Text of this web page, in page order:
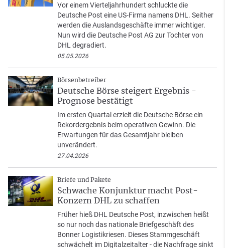
Vor einem Vierteljahrhundert schluckte die
Deutsche Post eine US-Firma namens DHL. Seither
werden die Auslandsgeschäfte immer wichtiger.
Nun wird die Deutsche Post AG zur Tochter von
DHL degradiert.
05.05.2026
Börsenbetreiber
Deutsche Börse steigert Ergebnis -
Prognose bestätigt
Im ersten Quartal erzielt die Deutsche Börse ein
Rekordergebnis beim operativen Gewinn. Die
Erwartungen für das Gesamtjahr bleiben
unverändert.
27.04.2026
Briefe und Pakete
Schwache Konjunktur macht Post-
Konzern DHL zu schaffen
Früher hieß DHL Deutsche Post, inzwischen heißt
so nur noch das nationale Briefgeschäft des
Bonner Logistikriesen. Dieses Stammgeschäft
schwächelt im Digitalzeitalter - die Nachfrage sinkt